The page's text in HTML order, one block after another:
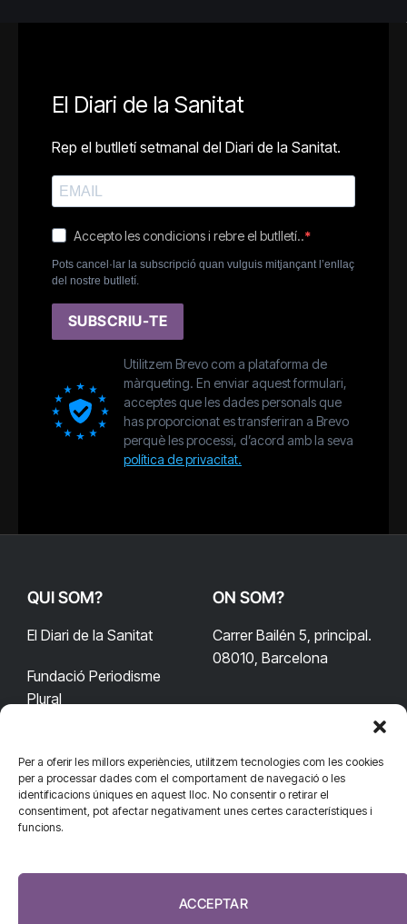
Per a oferir les millors experiències, utilitzem tecnologies com les cookies
per a processar dades com el comportament de navegació o les
identificacions úniques en aquest lloc. No consentir o retirar el
consentiment, pot afectar negativament unes certes característiques i
funcions.
ACCEPTAR
El Diari de la Sanitat
Rep el butlletí setmanal del Diari de la Sanitat.
Accepto les condicions i rebre el butlletí..
Pots cancel·lar la subscripció quan vulguis mitjançant l’enllaç
del nostre butlletí.
SUBSCRIU-TE
Utilitzem Brevo com a plataforma de
màrqueting. En enviar aquest formulari,
acceptes que les dades personals que
has proporcionat es transferiran a Brevo
perquè les processi, d’acord amb la seva
política de privacitat.
QUI SOM?
El Diari de la Sanitat
Fundació Periodisme
Plural
ON SOM?
Carrer Bailén 5, principal.
08010, Barcelona
CONTACTA'NS
redaccio@diarisanitat.cat
932 311 247
CONNECTA